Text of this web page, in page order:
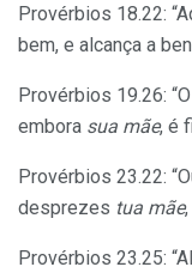
Provérbios 18.22:
bem, e alcança a
Provérbios 19.26:
embora sua mãe, é
Provérbios 23.22:
desprezes tua mãe
Provérbios 23.25: